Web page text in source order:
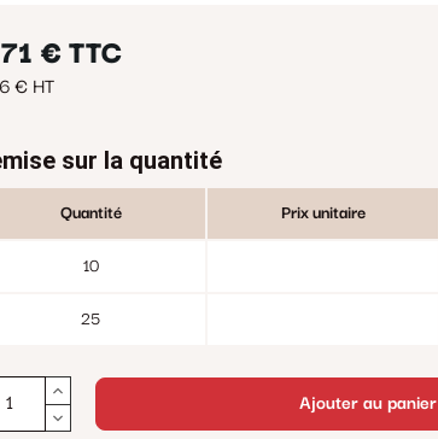
€ TTC
€ HT
sur la quantité
Quantité Prix unitaire
10
25
Ajouter au panier